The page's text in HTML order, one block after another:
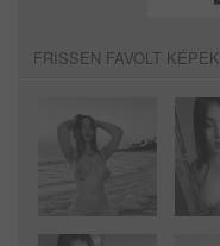
FRISSEN FAVOLT KÉPEK